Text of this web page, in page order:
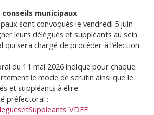
municipaux
sont convoqués le vendredi 5 juin
leurs délégués et suppléants au sein
qui sera chargé de procéder à l’élection
du 11 mai 2026 indique pour chaque
le mode de scrutin ainsi que le
et suppléants à élire.
préfectoral :